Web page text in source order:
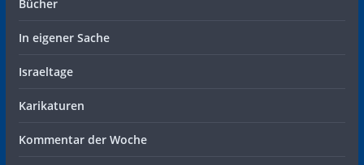
Bücher
In eigener Sache
Israeltage
Karikaturen
Kommentar der Woche